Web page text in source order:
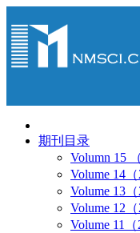
期刊目录
Volumn 15
Volume 14（
Volume 13（
Volume 12（
Volume 11（